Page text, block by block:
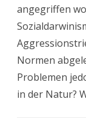
angegriffen
Normen
Problemen
in der Natur?